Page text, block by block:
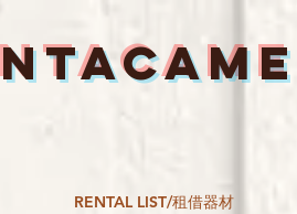
RENTAL LIST/租借器材